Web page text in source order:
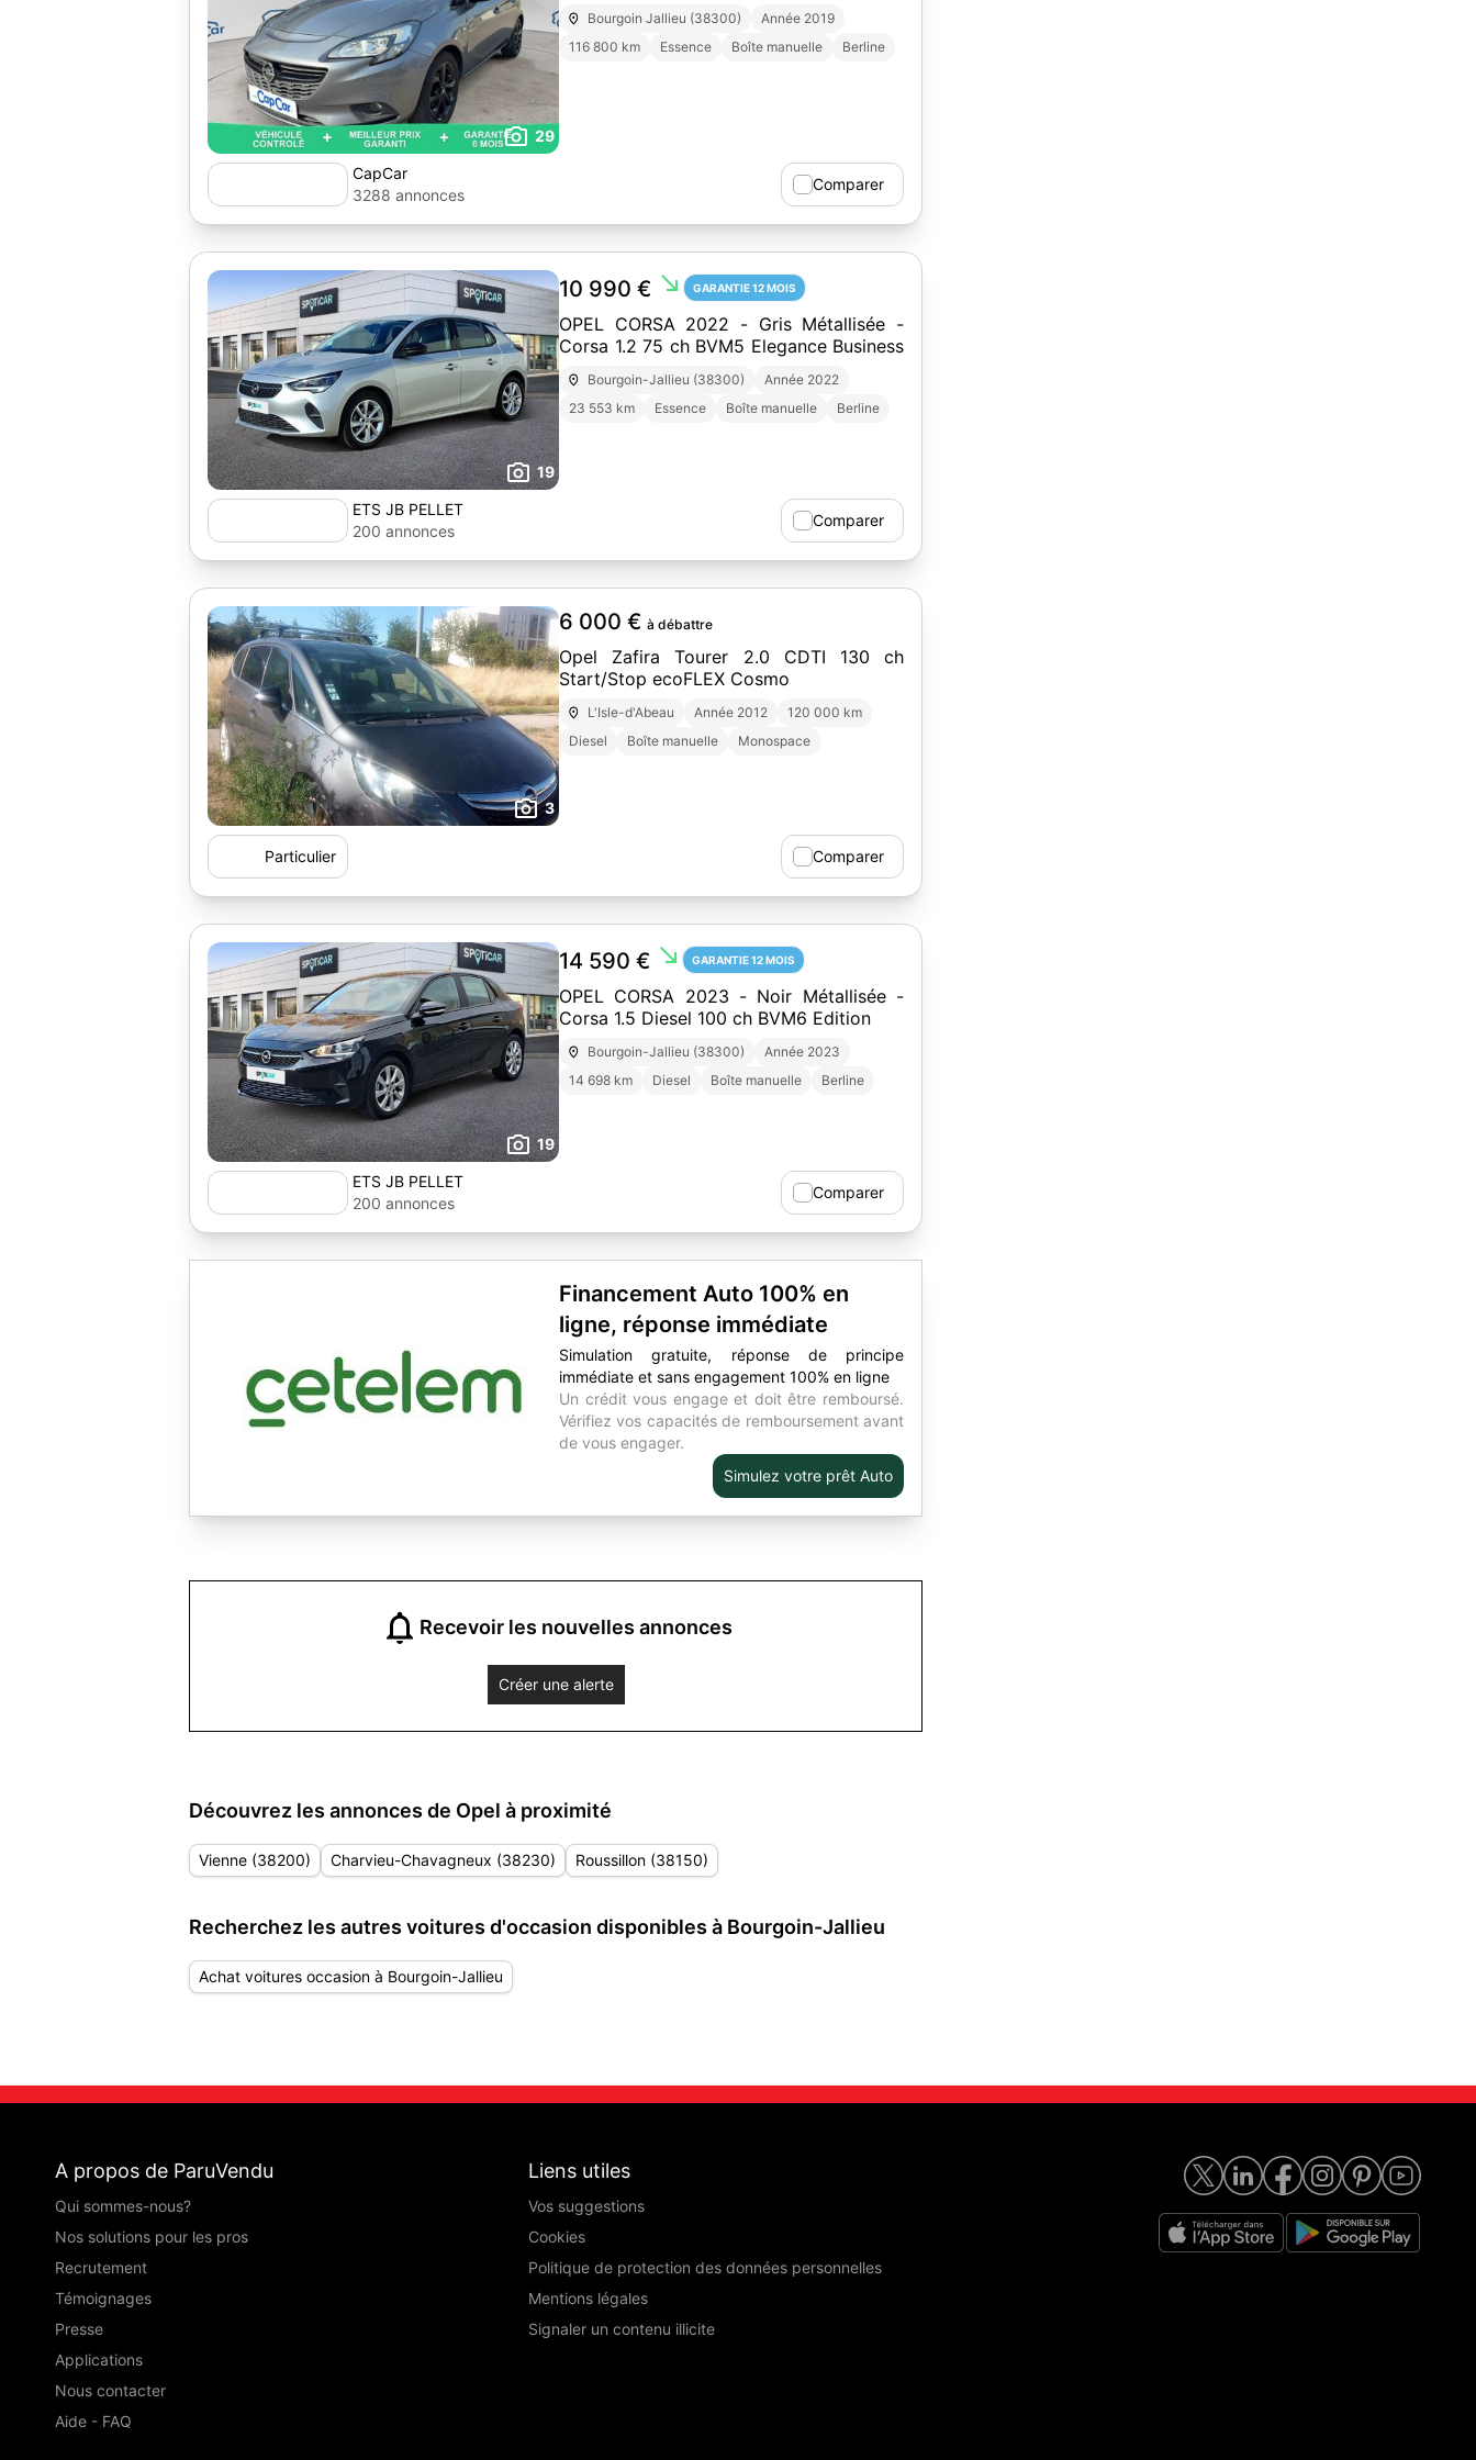
29
Bourgoin Jallieu (38300)
Année 2019
116 800 km
Essence Boîte manuelle Berline
CapCar
3288 annonces
Comparer
19
10 990 € south_east GARANTIE 12 MOIS
OPEL CORSA 2022 - Gris Métallisée -
Corsa 1.2 75 ch BVM5 Elegance Business
Bourgoin-Jallieu (38300)
Année 2022
23 553 km
Essence Boîte manuelle Berline
ETS JB PELLET
200 annonces
Comparer
3
6 000 € à débattre
Opel Zafira Tourer 2.0 CDTI 130 ch
Start/Stop ecoFLEX Cosmo
L'Isle-d'Abeau Année 2012
120 000 km
Diesel
Boîte manuelle Monospace
Particulier Comparer
19
14 590 € south_east GARANTIE 12 MOIS
OPEL CORSA 2023 - Noir Métallisée -
Corsa 1.5 Diesel 100 ch BVM6 Edition
Bourgoin-Jallieu (38300)
Année 2023
14 698 km
Diesel Boîte manuelle Berline
ETS JB PELLET
200 annonces
Comparer
Financement Auto 100% en
ligne, réponse immédiate
Simulation gratuite, réponse de principe
immédiate et sans engagement 100% en ligne
Un crédit vous engage et doit être remboursé.
Vérifiez vos capacités de remboursement avant
de vous engager.
Simulez votre prêt Auto
Recevoir les nouvelles annonces
Créer une alerte
Découvrez les annonces de Opel à proximité
Vienne (38200) Charvieu-Chavagneux (38230) Roussillon (38150)
Recherchez les autres voitures d'occasion disponibles à Bourgoin-Jallieu
Achat voitures occasion à Bourgoin-Jallieu
A propos de ParuVendu
Qui sommes-nous?
Nos solutions pour les pros
Recrutement
Témoignages
Presse
Applications
Nous contacter
Aide - FAQ
Liens utiles
Vos suggestions
Cookies
Politique de protection des données personnelles
Mentions légales
Signaler un contenu illicite